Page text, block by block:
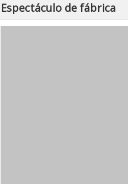
Espectáculo de fábrica